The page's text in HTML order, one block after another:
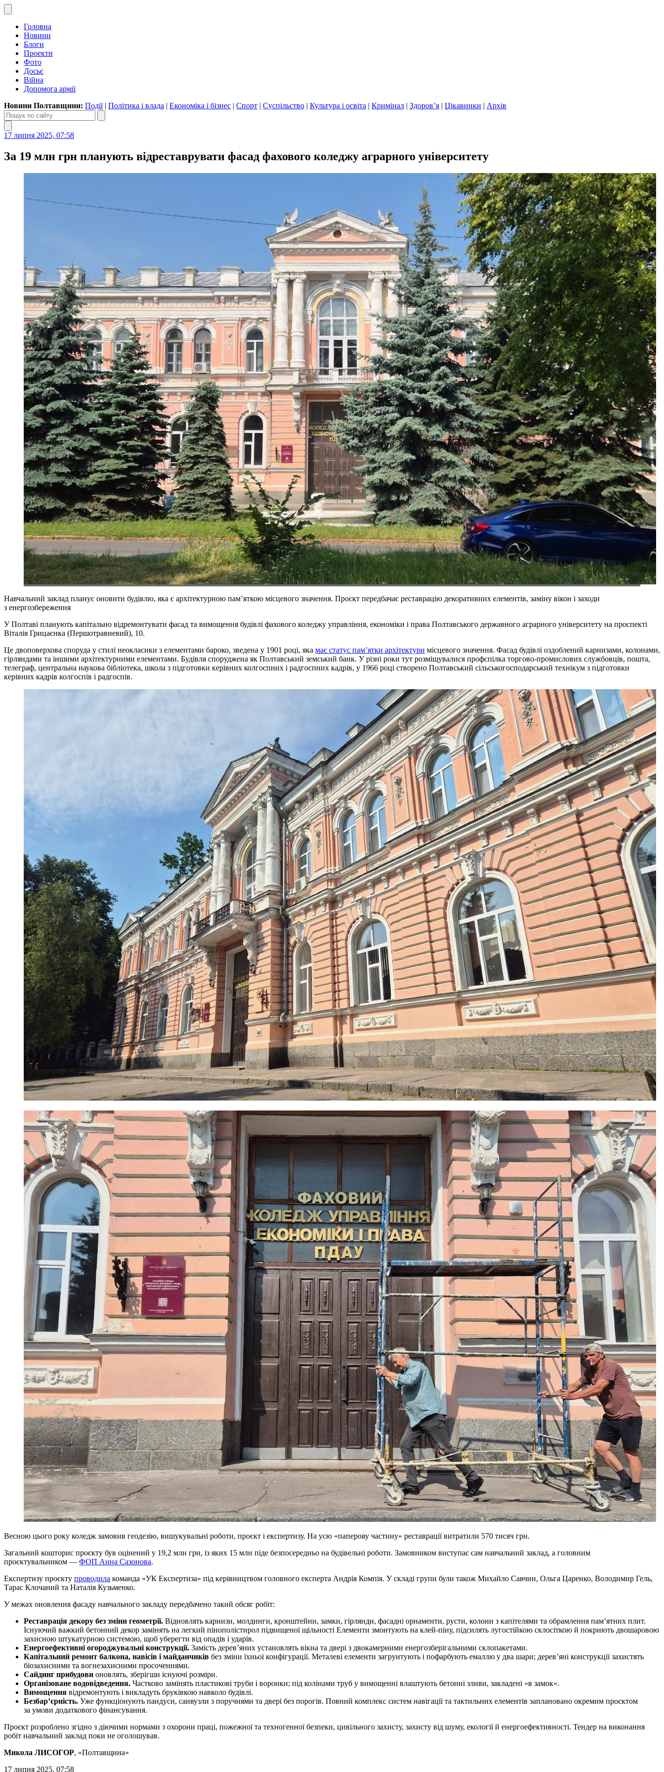
Головна
Новини
Блоги
Проекти
Фото
Досьє
Війна
Допомога армії
Новини Полтавщини: Події| Політика і влада | Економіка і бізнес | Спорт | Суспільство | Культура і освіта | Кримінал | Здоров’я | Цікавинки | Архів
17 липня 2025, 07:58
За 19 млн грн планують відреставрувати фасад фахового коледжу аграрного університету
Навчальний заклад планує оновити будівлю, яка є архітектурною памʼяткою місцевого значення. Проєкт передбачає реставрацію декоративних елементів, заміну вікон і заходи
з енергозбереження
У Полтаві планують капітально відремонтувати фасад та вимощення будівлі фахового коледжу управління, економіки і права Полтавського державного аграрного університету на проспекті
Віталія Грицаєнка (Першотравневий), 10.
Це двоповерхова споруда у стилі неокласики з елементами бароко, зведена у 1901 році, яка має статус памʼятки архітектури місцевого значення. Фасад будівлі оздоблений карнизами, колонами,
гірляндами та іншими архітектурними елементами. Будівля споруджена як Полтавський земський банк. У різні роки тут розміщувалися профспілка торгово-промислових службовців, пошта,
телеграф, центральна наукова бібліотека, школа з підготовки керівних колгоспних і радгоспних кадрів, у 1966 році створено Полтавський сільськогосподарський технікум з підготовки
керівних кадрів колгоспів і радгоспів.
Весною цього року коледж замовив геодезію, вишукувальні роботи, проєкт і експертизу. На усю «паперову частину» реставрації витратили 570 тисяч грн.
Загальний кошторис проєкту був оцінений у 19,2 млн грн, із яких 15 млн піде безпосередньо на будівельні роботи. Замовником виступає сам навчальний заклад, а головним
проєктувальником — ФОП Анна Сазонова.
Експертизу проєкту проводила команда «УК Експертиза» під керівництвом головного експерта Андрія Компія. У складі групи були також Михайло Савчин, Ольга Царенко, Володимир Гель,
Тарас Клочаний та Наталія Кузьменко.
У межах оновлення фасаду навчального закладу передбачено такий обсяг робіт:
Реставрація декору без зміни геометрії. Відновлять карнизи, молдинги, кронштейни, замки, гірлянди, фасадні орнаменти, русти, колони з капітелями та обрамлення пам’ятних плит.
Існуючий важкий бетонний декор замінять на легкий пінополістирол підвищеної щільності Елементи змонтують на клей‑піну, підсилять лугостійкою склосіткою й покриють двошаровою
захисною штукатурною системою, щоб уберегти від опадів і ударів.
Енергоефективні огороджувальні конструкції. Замість дерев’яних установлять вікна та двері з двокамерними енергозберігальними склопакетами.
Капітальний ремонт балкона, навісів і майданчиків без зміни їхньої конфігурації. Металеві елементи загрунтують і пофарбують емаллю у два шари; дерев’яні конструкції захистять
біозахисними та вогнезахисними просоченнями.
Сайдинг прибудови оновлять, зберігши існуючі розміри.
Організоване водовідведення. Частково замінять пластикові труби і воронки; під колінами труб у вимощенні влаштують бетонні зливи, закладені «в замок».
Вимощення відремонтують і викладуть бруківкою навколо будівлі.
Безбар’єрність. Уже функціонують пандуси, санвузли з поручнями та двері без порогів. Повний комплекс систем навігації та тактильних елементів заплановано окремим проєктом
за умови додаткового фінансування.
Проєкт розроблено згідно з діючими нормами з охорони праці, пожежної та техногенної безпеки, цивільного захисту, захисту від шуму, екології й енергоефективності. Тендер на виконання
робіт навчальний заклад поки не оголошував.
Микола ЛИСОГОР, «Полтавщина»
17 липня 2025, 07:58